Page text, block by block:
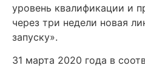
уровень квалификации и
через три недели новая
запуску».
31 марта 2020 года в